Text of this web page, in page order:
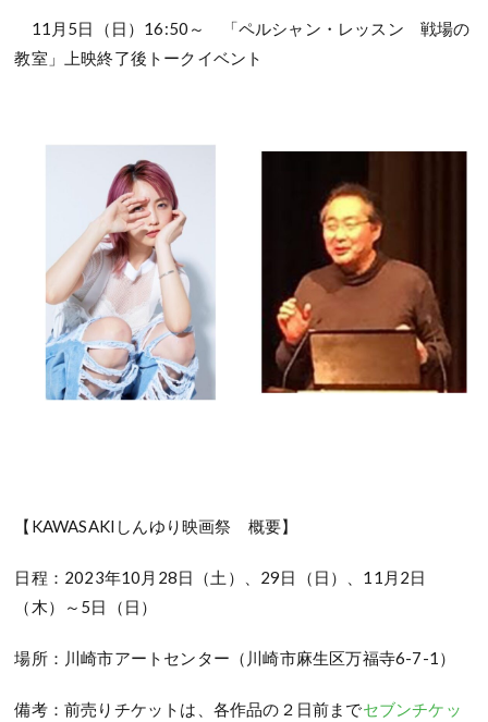
11月5日（日）16:50～ 「ペルシャン・レッスン 戦場の
教室」上映終了後トークイベント
【KAWASAKIしんゆり映画祭 概要】
日程：2023年10月28日（土）、29日（日）、11月2日
（木）～5日（日）
場所：川崎市アートセンター（川崎市麻生区万福寺6-7-1）
備考：前売りチケットは、各作品の２日前までセブンチケッ